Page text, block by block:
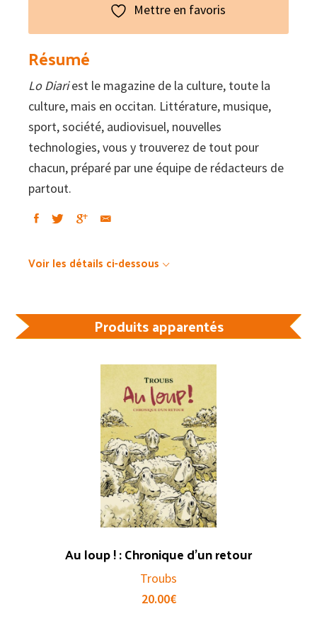
:
La
cultura,
en
occitan
#60
–
Las
Votz
las
Mettre en favoris
Résumé
Lo Diariest le magazine de la culture, toute la
culture, mais en occitan. Littérature, musique,
sport, société, audiovisuel, nouvelles
technologies, vous y trouverez de tout pour
chacun, préparé par une équipe de rédacteurs de
partout.
Voir les détails ci-dessous
Produits apparentés
Au loup ! : Chronique d’un retour
Troubs
20.00€